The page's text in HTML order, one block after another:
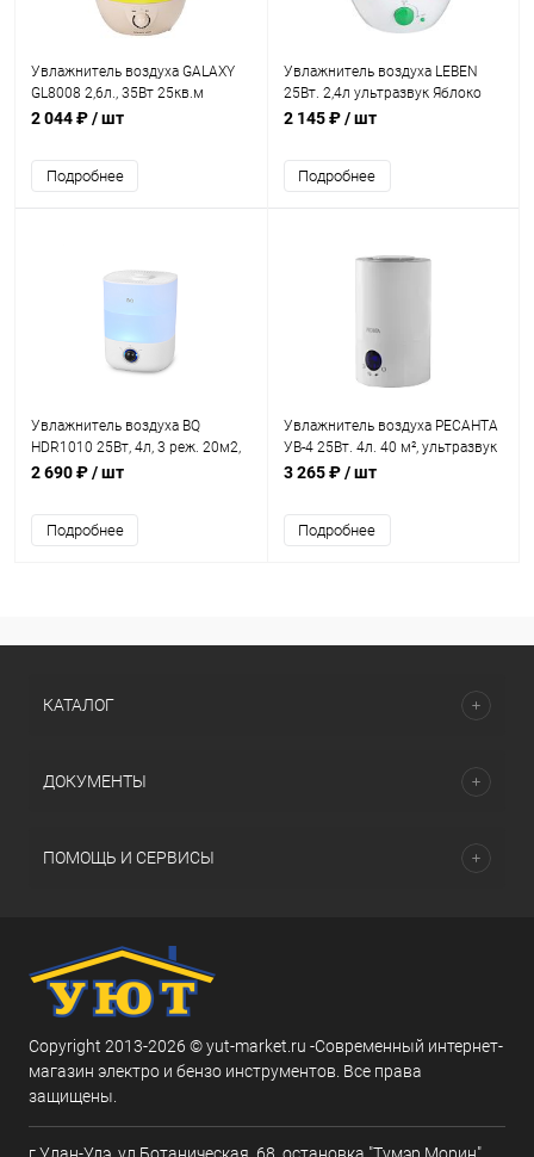
Увлажнитель воздуха GALAXY
GL8008 2,6л., 35Вт 25кв.м
2 044 ₽/ шт
Подробнее
Увлажнитель воздуха LEBEN
25Вт. 2,4л ультразвук Яблоко
2 145 ₽/ шт
Подробнее
Увлажнитель воздуха BQ
HDR1010 25Вт, 4л, 3 реж. 20м2,
белый
2 690 ₽/ шт
Подробнее
Увлажнитель воздуха РЕСАНТА
УВ-4 25Вт. 4л. 40 м², ультразвук
3 265 ₽/ шт
Подробнее
КАТАЛОГ
ДОКУМЕНТЫ
ПОМОЩЬ И СЕРВИСЫ
Copyright 2013-2026 © yut-market.ru -Современный интернет-
магазин электро и бензо инструментов. Все права
защищены.